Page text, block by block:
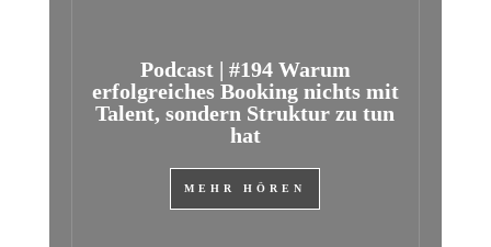
Podcast | #194 Warum
erfolgreiches Booking nichts mit
Talent, sondern Struktur zu tun
hat
MEHR HÖREN